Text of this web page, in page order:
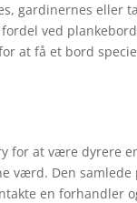
gardinernes eller
ved
at få et bord
for at være dyrere
værd. Den
en forhandler